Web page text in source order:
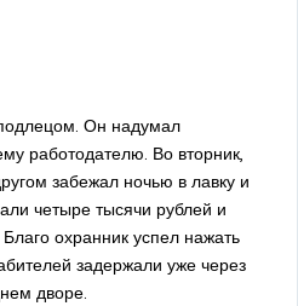
Он надумал
работодателю. Во вторник,
забежал ночью в лавку и
четыре тысячи рублей и
охранник успел нажать
задержали уже через
дворе.